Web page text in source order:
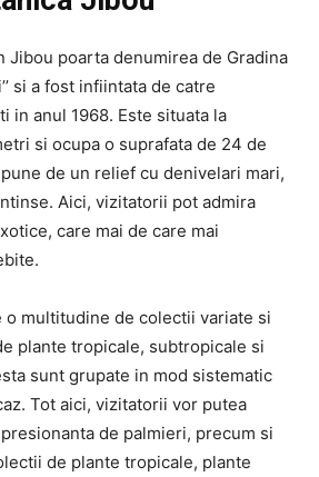
Jibou poarta denumirea de Gradina
si a fost infiintata de catre
in anul 1968. Este situata la
si ocupa o suprafata de 24 de
de un relief cu denivelari mari,
Aici, vizitatorii pot admira
care mai de care mai
o multitudine de colectii variate si
plante tropicale, subtropicale si
sunt grupate in mod sistematic
Tot aici, vizitatorii vor putea
de palmieri, precum si
de plante tropicale, plante